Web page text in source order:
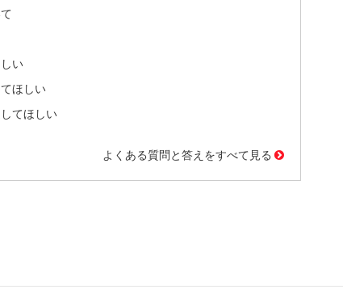
い
ほしい
てほしい
よくある質問と答えをすべて見る